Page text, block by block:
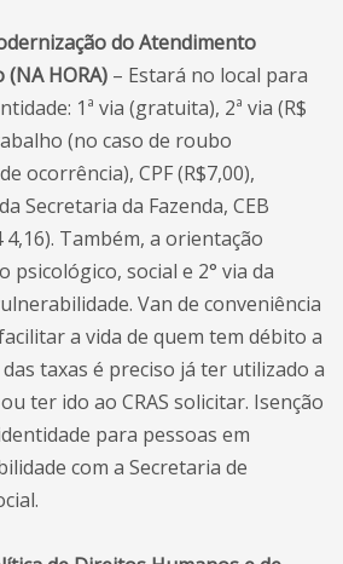
do Atendimento
HORA) – Estará no local para
1ª via (gratuita), 2ª via (R$
(no caso de roubo
ocorrência), CPF (R$7,00),
Secretaria da Fazenda, CEB
4,16). Também, a orientação
psicológico, social e 2° via da
Van de conveniência
a vida de quem tem débito a
taxas é preciso já ter utilizado a
ter ido ao CRAS solicitar. Isenção
para pessoas em
com a Secretaria de